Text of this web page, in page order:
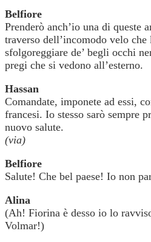
Belfiore
Prenderò anch’io una di queste
traverso dell’incomodo velo
sfolgoreggiare de’ begli occhi
pregi che si vedono all’esterno.
Hassan
Comandate, imponete ad essi,
francesi. Io stesso sarò sempre
nuovo salute.
(via)
Belfiore
Salute! Che bel paese! Io non
Alina
(Ah! Fiorina è desso io lo
Volmar!)